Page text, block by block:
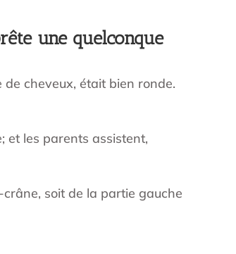
une quelconque
cheveux, était bien ronde.
et les parents assistent,
soit de la partie gauche